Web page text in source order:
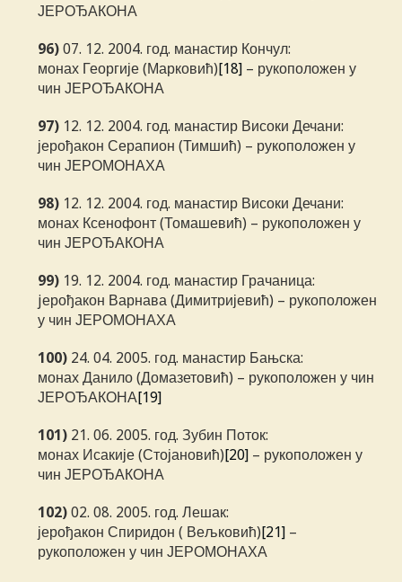
ЈЕРОЂАКОНА
96) 07. 12. 2004. год. манастир Кончул:
монах Георгије (Марковић) [18] – рукоположен у
чин ЈЕРОЂАКОНА
97) 12. 12. 2004. год. манастир Високи Дечани:
јерођакон Серапион (Тимшић) – рукоположен у
чин ЈЕРОМОНАХА
98) 12. 12. 2004. год. манастир Високи Дечани:
монах Ксенофонт (Томашевић) – рукоположен у
чин ЈЕРОЂАКОНА
99) 19. 12. 2004. год. манастир Грачаница:
jерођакон Варнава (Димитријевић) – рукоположен
у чин ЈЕРОМОНАХА
100) 24. 04. 2005. год. манастир Бањска:
монах Данило (Домазетовић) – рукоположен у чин
ЈЕРОЂАКОНА[19]
101) 21. 06. 2005. год. Зубин Поток:
монах Исакије (Стојановић) [20] – рукоположен у
чин ЈЕРОЂАКОНА
102) 02. 08. 2005. год. Лешак:
јерођакон Спиридон ( Вељковић) [21] –
рукоположен у чин ЈЕРОМОНАХА